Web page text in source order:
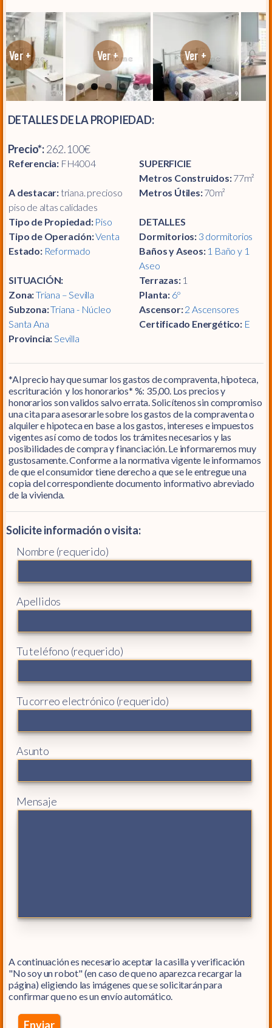
DETALLES DE LA PROPIEDAD:
Precio*:262.100€
Referencia:FH4004
A destacar:triana. precioso
piso de altas calidades
Tipo de Propiedad: Piso
Tipo de Operación:Venta
Estado: Reformado
SITUACIÓN:
Zona:Triana – Sevilla
Subzona:Triana - Núcleo
Santa Ana
Provincia:Sevilla
SUPERFICIE
Metros Construidos:77m²
Metros Útiles:70m²
DETALLES
Dormitorios: 3 dormitorios
Baños y Aseos: 1 Baño y 1
Aseo
Terrazas:1
Planta: 6º
Ascensor:2 Ascensores
Certificado Energético: E
*Al precio hay que sumar los gastos de compraventa, hipoteca,
escrituración y los honorarios* %: 35,00. Los precios y
honorarios son validos salvo errata. Solicítenos sin compromiso
una cita para asesorarle sobre los gastos de la compraventa o
alquiler e hipoteca en base a los gastos, intereses e impuestos
vigentes así como de todos los trámites necesarios y las
posibilidades de compra y financiación. Le informaremos muy
gustosamente. Conforme a la normativa vigente le informamos
de que el consumidor tiene derecho a que se le entregue una
copia del correspondiente documento informativo abreviado
de la vivienda.
Solicite información o visita:
Nombre (requerido)
Apellidos
Tu teléfono (requerido)
Tu correo electrónico (requerido)
Asunto
Mensaje
A continuación es necesario aceptar la casilla y verificación
"No soy un robot" (en caso de que no aparezca recargar la
página) eligiendo las imágenes que se solicitarán para
confirmar que no es un envío automático.